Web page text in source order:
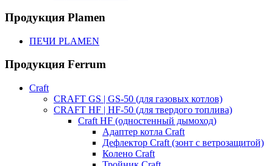
Продукция Plamen
ПЕЧИ PLAMEN
Продукция Ferrum
Craft
CRAFT GS | GS-50 (для газовых котлов)
CRAFT HF | HF-50 (для твердого топлива)
Craft HF (одностенный дымоход)
Адаптер котла Craft
Дефлектор Craft (зонт с ветрозащитой)
Колено Craft